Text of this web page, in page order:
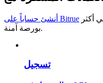
التجارية، وما
أنشئ حساباً على Bitrue
بورصة آمنة.
تسجيل